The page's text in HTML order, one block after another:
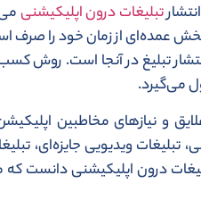
تبلیغات درون اپلیکیشنی
عمده‌ای از زمان خود را
تبلیغ در آنجا است. روش
می‌گیرد.
و نیازهای مخاطبین
تبلیغات ویدیویی جایزه‌ای،
درون اپلیکیشنی دانست